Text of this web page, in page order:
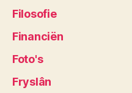
Filosofie
Financiën
Foto's
Fryslân